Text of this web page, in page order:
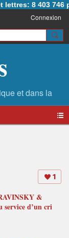
8 403 746
Connexion
1
&
service d’un cri